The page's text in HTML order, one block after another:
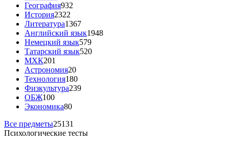
География932
История2322
Литература1367
Английский язык1948
Немецкий язык579
Татарский язык520
МХК201
Астрономия20
Технология180
Физкультура239
ОБЖ100
Экономика80
Все предметы25131
Психологические тесты